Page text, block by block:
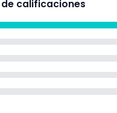
calificaciones